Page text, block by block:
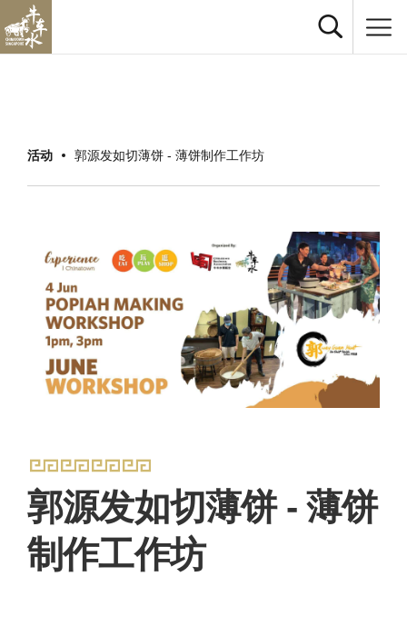
活动 郭源发如切薄饼 - 薄饼制作工作坊
郭源发如切薄饼 - 薄饼
制作工作坊